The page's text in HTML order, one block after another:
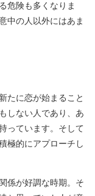
危険も多くなりま
中の人以外にはあま
たに恋が始まること
しない人であり、あ
っています。そして
極的にアプローチし
係が好調な時期。そ